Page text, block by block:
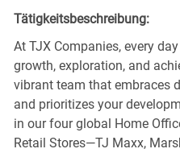
Tätigkeitsbeschreibung:
At TJX Companies, every
growth, exploration, and
vibrant team that embraces
and prioritizes your
in our four global Home
Retail Stores—TJ Maxx,